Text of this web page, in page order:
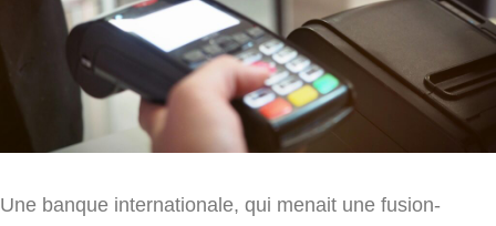
Une banque internationale, qui menait une fusion-